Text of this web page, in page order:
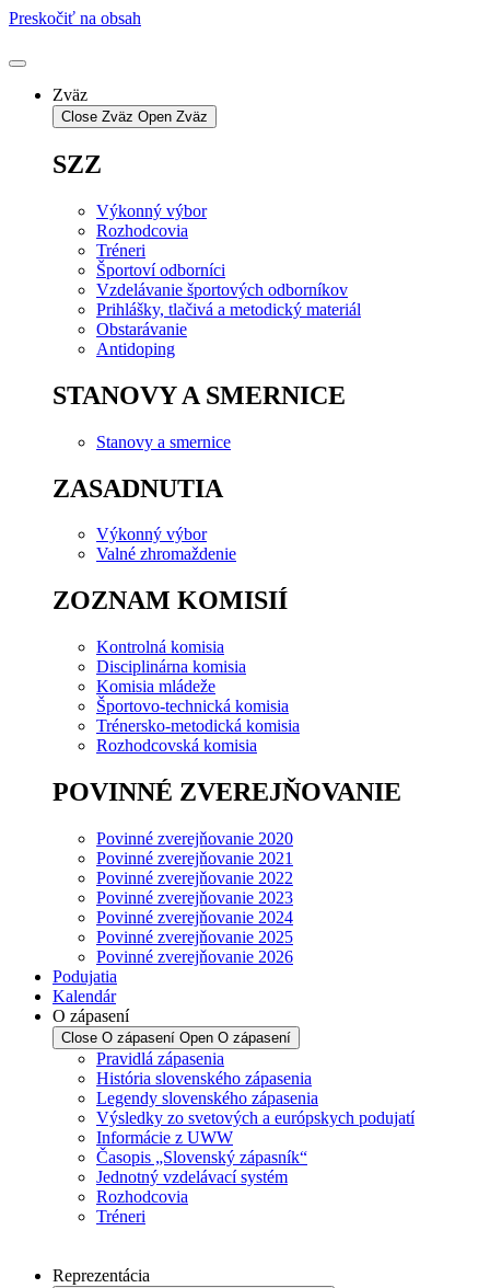
Preskočiť na obsah
Zväz
Close Zväz Open Zväz
SZZ
Výkonný výbor
Rozhodcovia
Tréneri
Športoví odborníci
Vzdelávanie športových odborníkov
Prihlášky, tlačivá a metodický materiál
Obstarávanie
Antidoping
STANOVY A SMERNICE
Stanovy a smernice
ZASADNUTIA
Výkonný výbor
Valné zhromaždenie
ZOZNAM KOMISIÍ
Kontrolná komisia
Disciplinárna komisia
Komisia mládeže
Športovo-technická komisia
Trénersko-metodická komisia
Rozhodcovská komisia
POVINNÉ ZVEREJŇOVANIE
Povinné zverejňovanie 2020
Povinné zverejňovanie 2021
Povinné zverejňovanie 2022
Povinné zverejňovanie 2023
Povinné zverejňovanie 2024
Povinné zverejňovanie 2025
Povinné zverejňovanie 2026
Podujatia
Kalendár
O zápasení
Close O zápasení Open O zápasení
Pravidlá zápasenia
História slovenského zápasenia
Legendy slovenského zápasenia
Výsledky zo svetových a európskych podujatí
Informácie z UWW
Časopis „Slovenský zápasník“
Jednotný vzdelávací systém
Rozhodcovia
Tréneri
Reprezentácia